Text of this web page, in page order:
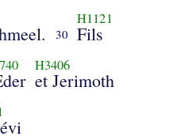
30
H1121
Fils
H3406
et Jerimoth